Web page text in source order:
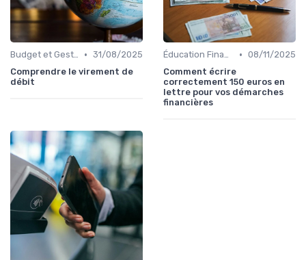
Budget et Gestion des Finances Personnelles • 31/08/2025
Comprendre le virement de
débit
Éducation Financière • 08/11/2025
Comment écrire
correctement 150 euros en
lettre pour vos démarches
financières